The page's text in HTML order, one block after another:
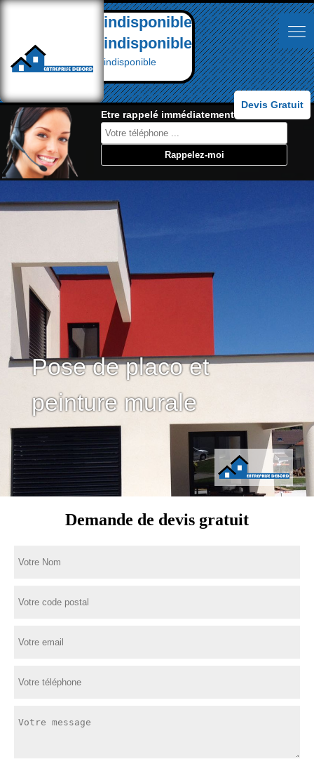
indisponible
indisponible
indisponible
Devis Gratuit
Etre rappelé immédiatement:
Pose de placo et
peinture murale
Demande de devis gratuit